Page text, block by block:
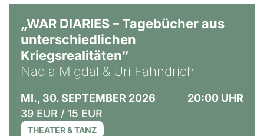
„WAR DIARIES – Tagebücher aus
unterschiedlichen
Kriegsrealitäten“
Nadia Migdal & Uri Fahndrich
MI., 30. SEPTEMBER 2026
20:00 UHR
39 EUR / 15 EUR
THEATER & TANZ